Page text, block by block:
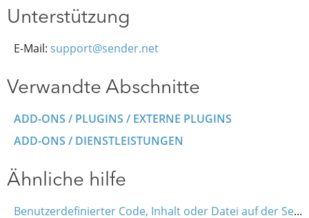
Unterstützung
E-Mail: support@sender.net
Verwandte Abschnitte
ADD-ONS / PLUGINS / EXTERNE PLUGINS
ADD-ONS / DIENSTLEISTUNGEN
Ähnliche hilfe
Benutzerdefinierter Code, Inhalt oder Datei auf der Seite (Iframe, HTML, JavaScript)